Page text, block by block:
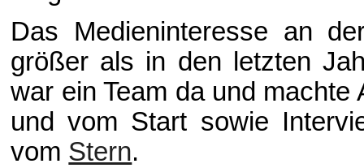
Das Medieninteresse an
größer als in den letzten
war ein Team da und
und vom Start sowie
vom Stern.